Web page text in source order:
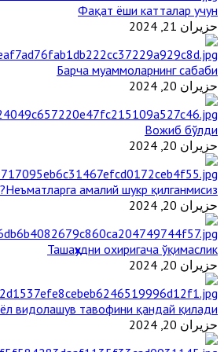
Фақат ёши катталар учун
حزيران 21, 2024
Барча муаммоларнинг сабаби
حزيران 20, 2024
Вожиб бўлди
حزيران 20, 2024
Неъматларга амалий шукр қилганмисиз?
حزيران 20, 2024
Ташаҳҳудни охиригача ўқимаслик
حزيران 20, 2024
видолашув тавофини қандай қилади?
حزيران 20, 2024